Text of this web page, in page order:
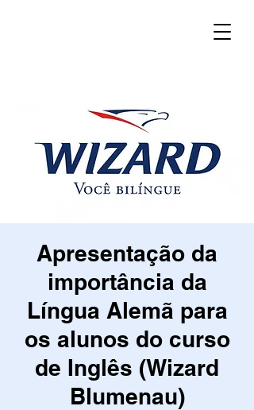
Apresentação da
importância da
Língua Alemã para
os alunos do curso
de Inglês (Wizard
Blumenau)